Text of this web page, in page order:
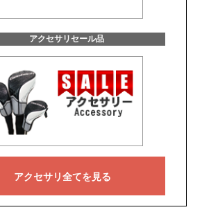
アクセサリセール品
アクセサリ全てを見る